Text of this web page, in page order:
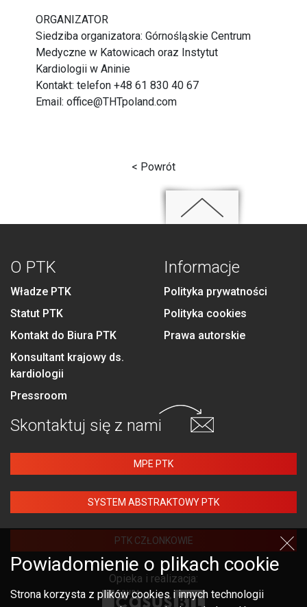
ORGANIZATOR
Siedziba organizatora: Górnośląskie Centrum
Medyczne w Katowicach oraz Instytut
Kardiologii w Aninie
Kontakt: telefon +48 61 830 40 67
Email:office@THTpoland.com
< Powrót
O PTK
Władze PTK
Statut PTK
Kontakt do Biura PTK
Konsultant krajowy ds.
kardiologii
Pressroom
Informacje
Polityka prywatności
Polityka cookies
Prawa autorskie
Skontaktuj się z nami
MPE PTK
SYSTEM ABSTRAKTOWY PTK
PTK CZŁONKOWIE
Opieka i realizacja:
Powiadomienie o plikach cookie
Strona korzysta z plików cookies i innych technologii